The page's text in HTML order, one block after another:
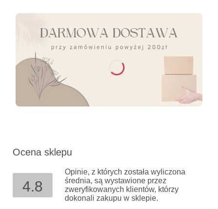
Ocena sklepu
4.8
Opinie, z których została wyliczona
średnia, są wystawione przez
zweryfikowanych klientów, którzy
dokonali zakupu w sklepie.